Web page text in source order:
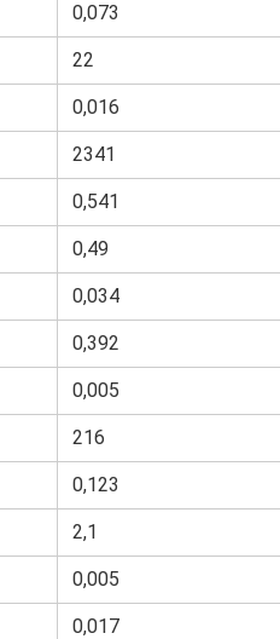
0,073
22
0,016
2341
0,541
0,49
0,034
0,392
0,005
216
0,123
2,1
0,005
0,017